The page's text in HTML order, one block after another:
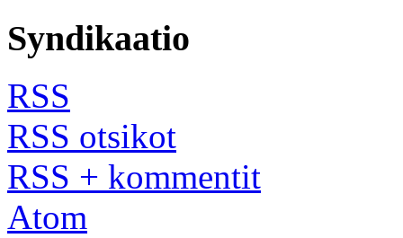
Syndikaatio
RSS
RSS otsikot
RSS + kommentit
Atom